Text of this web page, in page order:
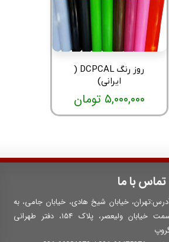
روز رنگ DCPCAL (
ایرانی)
۵,۰۰۰,۰۰۰ تومان
تماس با ما
خیابان شیخ هادی، خیابان جامی، به
سمت خیابان ولیعصر، پلاک 154، دفتر طهرانی